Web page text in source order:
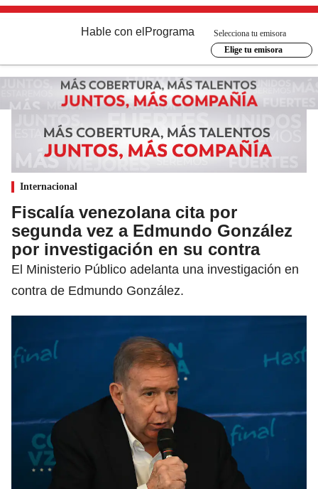
Hable con el Programa
Selecciona tu emisora
Elige tu emisora
Internacional
Fiscalía venezolana cita por
segunda vez a Edmundo González
por investigación en su contra
El Ministerio Público adelanta una investigación en
contra de Edmundo González.